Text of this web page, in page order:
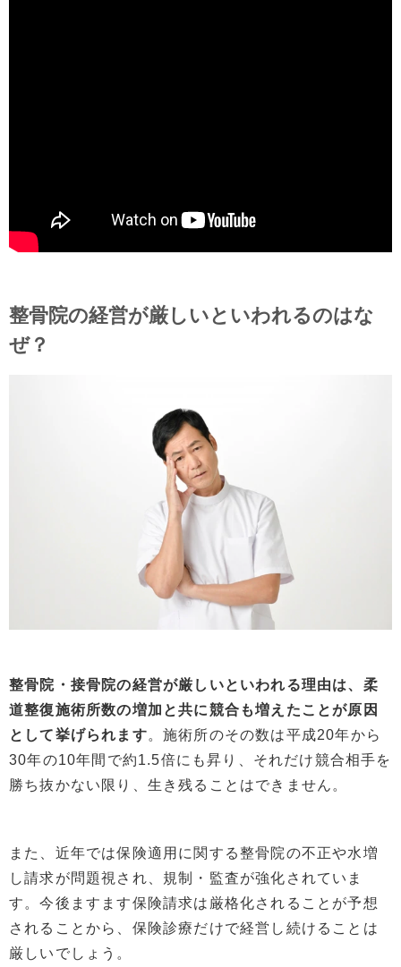
整骨院の経営が厳しいといわれるのはな
ぜ？
整骨院・接骨院の経営が厳しいといわれる理由は、柔
道整復施術所数の増加と共に競合も増えたことが原因
として挙げられます。施術所のその数は平成20年から
30年の10年間で約1.5倍にも昇り、それだけ競合相手を
勝ち抜かない限り、生き残ることはできません。
また、近年では保険適用に関する整骨院の不正や水増
し請求が問題視され、規制・監査が強化されていま
す。今後ますます保険請求は厳格化されることが予想
されることから、保険診療だけで経営し続けることは
厳しいでしょう。